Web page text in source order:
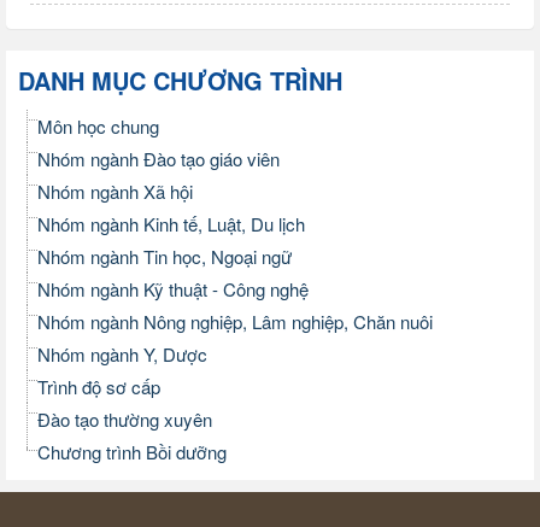
DANH MỤC CHƯƠNG TRÌNH
Môn học chung
Nhóm ngành Đào tạo giáo viên
Nhóm ngành Xã hội
Nhóm ngành Kinh tế, Luật, Du lịch
Nhóm ngành Tin học, Ngoại ngữ
Nhóm ngành Kỹ thuật - Công nghệ
Nhóm ngành Nông nghiệp, Lâm nghiệp, Chăn nuôi
Nhóm ngành Y, Dược
Trình độ sơ cấp
Đào tạo thường xuyên
Chương trình Bồi dưỡng